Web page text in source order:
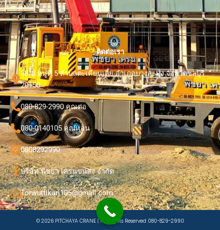
ติดต่อเรา
38/8 หมู่ที่ 5 ตำบลตะเคียนเตี้ย อำเภอบางละมุง จังหวัดชลบุรี
20150
080-829-2990 คุณต่อ
080-0140105 คุณเเอน
0808292990
บริษัท พิชยา เครนขนส่ง จำกัด
Torwuttikari105@gmail.com
© 2026 PITCHAYA CRANE | All Rights Reserved 080-829-2990